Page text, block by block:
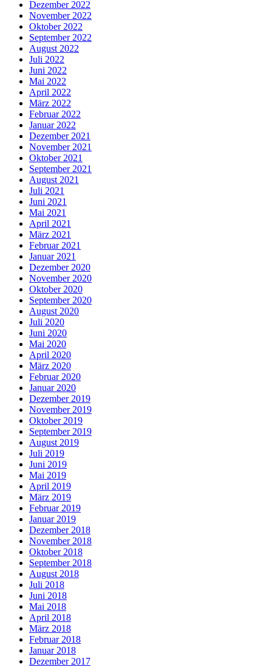
Dezember 2022
November 2022
Oktober 2022
September 2022
August 2022
Juli 2022
Juni 2022
Mai 2022
April 2022
März 2022
Februar 2022
Januar 2022
Dezember 2021
November 2021
Oktober 2021
September 2021
August 2021
Juli 2021
Juni 2021
Mai 2021
April 2021
März 2021
Februar 2021
Januar 2021
Dezember 2020
November 2020
Oktober 2020
September 2020
August 2020
Juli 2020
Juni 2020
Mai 2020
April 2020
März 2020
Februar 2020
Januar 2020
Dezember 2019
November 2019
Oktober 2019
September 2019
August 2019
Juli 2019
Juni 2019
Mai 2019
April 2019
März 2019
Februar 2019
Januar 2019
Dezember 2018
November 2018
Oktober 2018
September 2018
August 2018
Juli 2018
Juni 2018
Mai 2018
April 2018
März 2018
Februar 2018
Januar 2018
Dezember 2017